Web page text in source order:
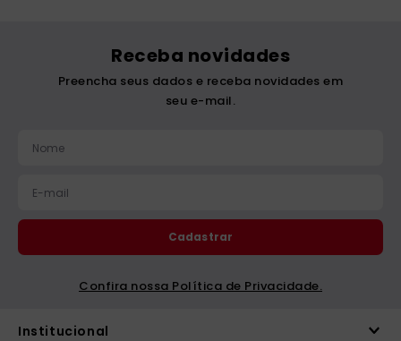
Receba novidades
Preencha seus dados e receba novidades em
seu e-mail.
Confira nossa Política de Privacidade.
Cadastrar
Institucional